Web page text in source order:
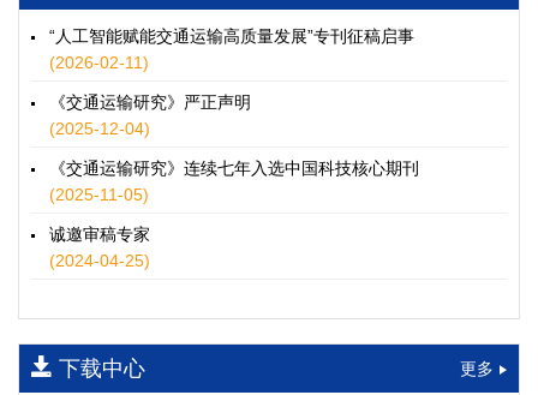
2026, 12(3): 109-124.https://doi.org/10.16503/j.cnki.2095-
9931.2026.03.009
摘要 (
HTML
水运港-船多能源融合技术及集成应用——以宁波舟山港穿山港
童亮, 袁裕鹏, 袁成清, 唐道贵, 钟晓晖, 严新平
2026, 12(3): 125-136.
9931.2026.03.010
摘要 (30 ) HTML
师瑞峰, 程龙飞, 张凌志, 王亚彬, 刘状壮
2026, 12(3): 137-150.https://doi.org/10.16503/j.cnki.2095-
9931.2026.03.011
“人工智能赋能交通运输高质量发展”专刊征稿启事
(2026-02-11)
《交通运输研究》严正声明
(2025-12-04)
《交通运输研究》连续七年入选中国科技核心期刊
(2025-11-05)
诚邀审稿专家
(2024-04-25)
下载中心 更多